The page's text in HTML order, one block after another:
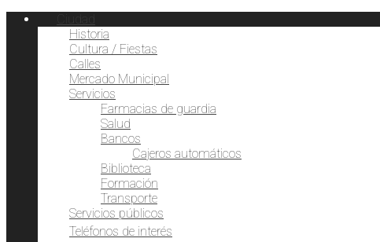
Ciudad
Historia
Cultura / Fiestas
Calles
Mercado Municipal
Servicios
Farmacias de guardia
Salud
Bancos
Cajeros automáticos
Biblioteca
Formación
Transporte
Servicios públicos
Teléfonos de interés